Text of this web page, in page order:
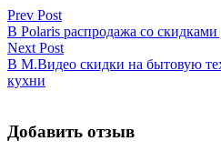
Prev Post
В Polaris распродажа со
Next Post
В М.Видео скидки на бытовую
кухни
Добавить отзыв